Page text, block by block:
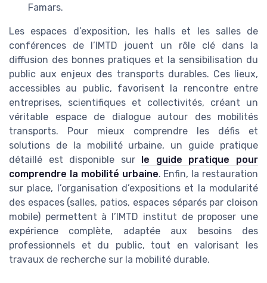
Famars.
Les espaces d’exposition, les halls et les salles de
conférences de l’IMTD jouent un rôle clé dans la
diffusion des bonnes pratiques et la sensibilisation du
public aux enjeux des transports durables. Ces lieux,
accessibles au public, favorisent la rencontre entre
entreprises, scientifiques et collectivités, créant un
véritable espace de dialogue autour des mobilités
transports. Pour mieux comprendre les défis et
solutions de la mobilité urbaine, un guide pratique
détaillé est disponible sur
le guide pratique pour
comprendre la mobilité urbaine. Enfin, la restauration
sur place, l’organisation d’expositions et la modularité
des espaces (salles, patios, espaces séparés par cloison
mobile) permettent à l’IMTD institut de proposer une
expérience complète, adaptée aux besoins des
professionnels et du public, tout en valorisant les
travaux de recherche sur la mobilité durable.